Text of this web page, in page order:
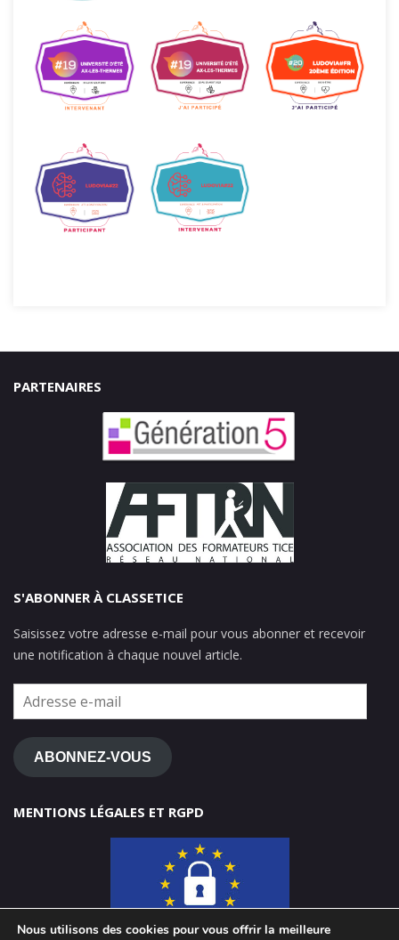
PARTENAIRES
S'ABONNER À CLASSETICE
Saisissez votre adresse e-mail pour vous abonner et recevoir
une notification à chaque nouvel article.
Adresse
e-
mail
ABONNEZ-VOUS
MENTIONS LÉGALES ET RGPD
Nous utilisons des cookies pour vous offrir la meilleure